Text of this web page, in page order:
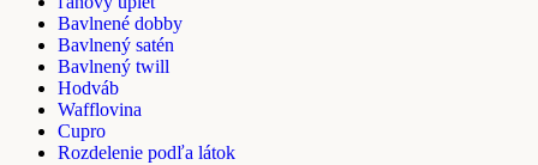
Bavlnené dobby
Bavlnený satén
Bavlnený twill
Hodváb
Wafflovina
Cupro
Rozdelenie podľa látok